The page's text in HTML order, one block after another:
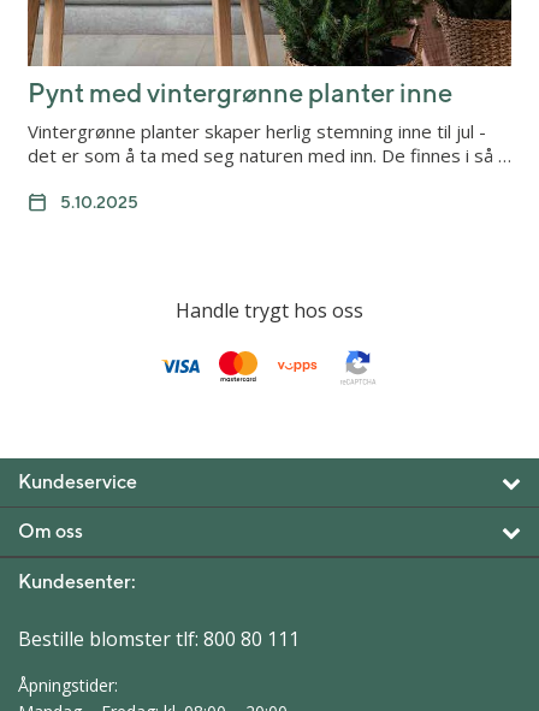
Pynt med vintergrønne planter inne
Vintergrønne planter skaper herlig stemning inne til jul -
det er som å ta med seg naturen med inn. De finnes i så …
5.10.2025
Handle trygt hos oss
Kundeservice
Om oss
Kundesenter:
Bestille blomster tlf: 800 80 111
Åpningstider: